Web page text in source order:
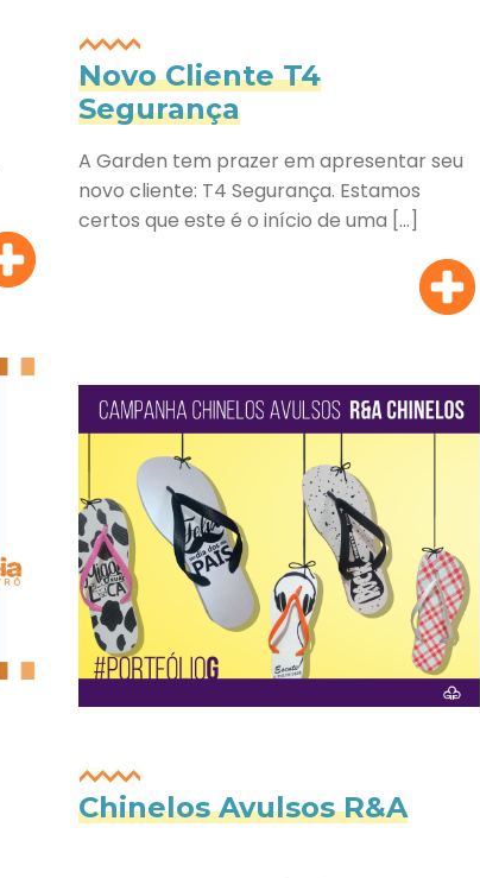
Novo Cliente T4
Segurança
A Garden tem prazer em apresentar seu
novo cliente: T4 Segurança. Estamos
certos que este é o início de uma […]
Chinelos Avulsos R&A